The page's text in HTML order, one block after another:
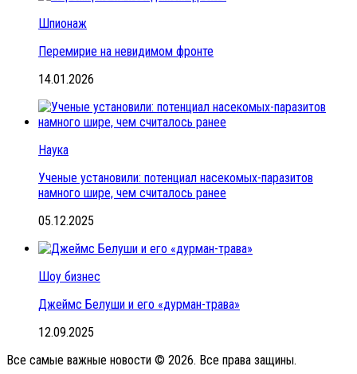
Шпионаж
Перемирие на невидимом фронте
14.01.2026
Наука
Ученые установили: потенциал насекомых-паразитов
намного шире, чем считалось ранее
05.12.2025
Шоу бизнес
Джеймс Белуши и его «дурман-трава»
12.09.2025
Все самые важные новости © 2026. Все права защины.